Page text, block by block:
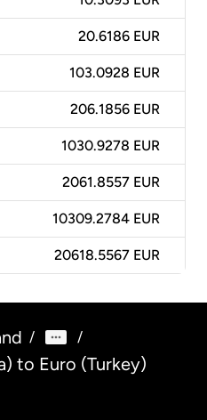
20.6186 EUR
103.0928 EUR
206.1856 EUR
1030.9278 EUR
2061.8557 EUR
10309.2784 EUR
20618.5567 EUR
/ /
to Euro (Turkey)